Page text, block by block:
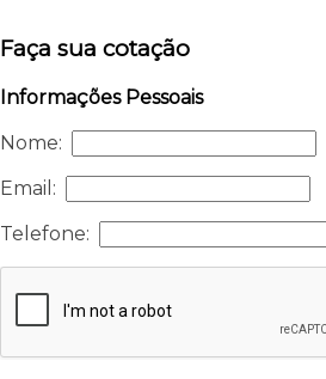
Faça sua cotação
Informações Pessoais
Nome:
Email:
Telefone: